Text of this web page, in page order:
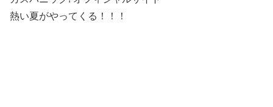
熱い夏がやってくる！！！